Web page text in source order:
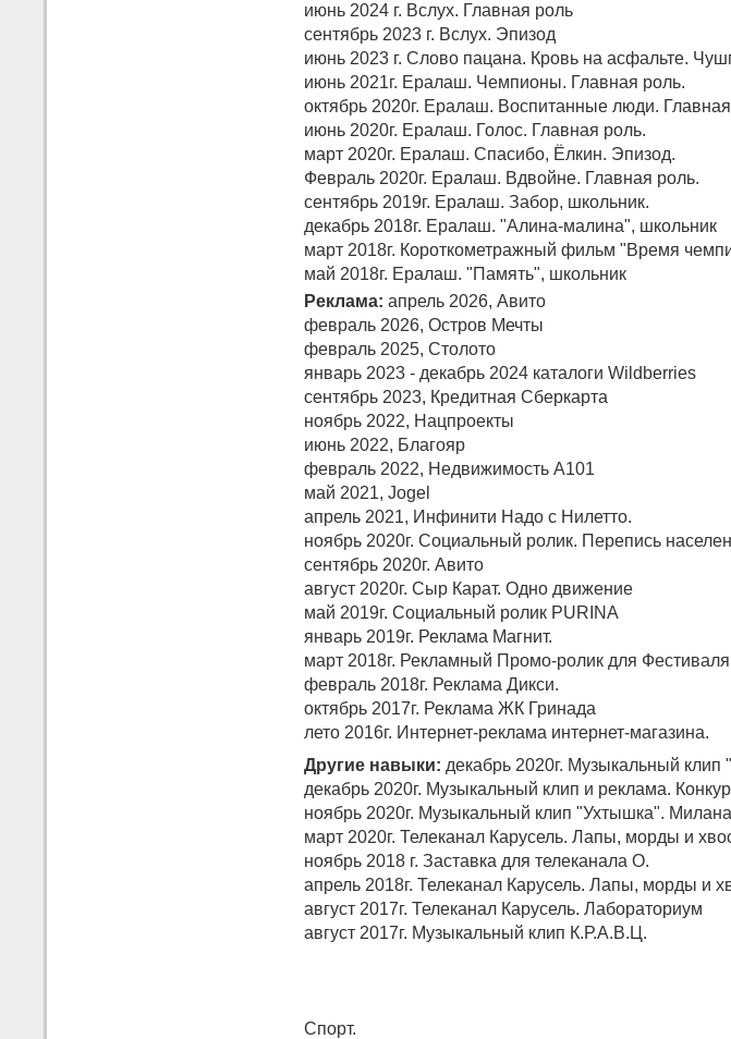
июнь 2024 г. Вслух. Главная роль
сентябрь 2023 г. Вслух. Эпизод
июнь 2023 г. Слово пацана. Кровь на асфальте.
июнь 2021г. Ералаш. Чемпионы. Главная роль.
октябрь 2020г. Ералаш. Воспитанные люди.
июнь 2020г. Ералаш. Голос. Главная роль.
март 2020г. Ералаш. Спасибо, Ёлкин. Эпизод.
Февраль 2020г. Ералаш. Вдвойне. Главная роль.
сентябрь 2019г. Ералаш. Забор, школьник.
декабрь 2018г. Ералаш. "Алина-малина", школьник
март 2018г. Короткометражный фильм "Время
май 2018г. Ералаш. "Память", школьник
Реклама: апрель 2026, Авито
февраль 2026, Остров Мечты
февраль 2025, Столото
январь 2023 - декабрь 2024 каталоги Wildberries
сентябрь 2023, Кредитная Сберкарта
ноябрь 2022, Нацпроекты
июнь 2022, Благояр
февраль 2022, Недвижимость А101
май 2021, Jogel
апрель 2021, Инфинити Надо с Нилетто.
ноябрь 2020г. Социальный ролик. Перепись
сентябрь 2020г. Авито
август 2020г. Сыр Карат. Одно движение
май 2019г. Социальный ролик PURINA
январь 2019г. Реклама Магнит.
март 2018г. Рекламный Промо-ролик для
февраль 2018г. Реклама Дикси.
октябрь 2017г. Реклама ЖК Гринада
лето 2016г. Интернет-реклама интернет-магазина.
Другие навыки: декабрь 2020г. Музыкальный клип
декабрь 2020г. Музыкальный клип и реклама.
ноябрь 2020г. Музыкальный клип "Ухтышка".
март 2020г. Телеканал Карусель. Лапы, морды и
ноябрь 2018 г. Заставка для телеканала О.
апрель 2018г. Телеканал Карусель. Лапы, морды и
август 2017г. Телеканал Карусель. Лабораториум
август 2017г. Музыкальный клип К.Р.А.В.Ц.
Спорт.